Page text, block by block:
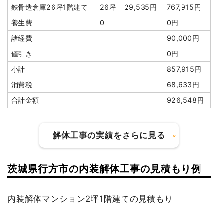
消費税
152,727円
合計金額
1,680,000円
室内残置物撤去
16m³
13,000
円
208,000
円
植木・植栽撤去
1式
120,000円
アスベスト撤去
1式
45,000円
諸経費
100,000円
値引き
0円
小計
836,200
円
919,820円
鉄骨造倉庫26坪1階建て
26坪 29,535円
767,915円
養生費
0
0円
諸経費
90,000円
値引き
0円
小計
857,915円
消費税
68,633円
合計金額
926,548円
解体工事の実績をさらに見る
建物の種類/構造 鉄骨造店舗2階建て
坪数 61坪
茨城県行方市の内装解体工事の見積もり例
内装解体マンション2坪1階建ての見積もり